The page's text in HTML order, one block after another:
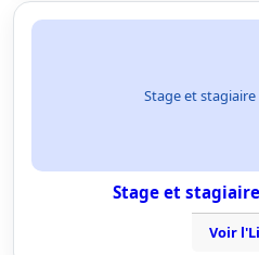
Stage et
Stage et
Voir